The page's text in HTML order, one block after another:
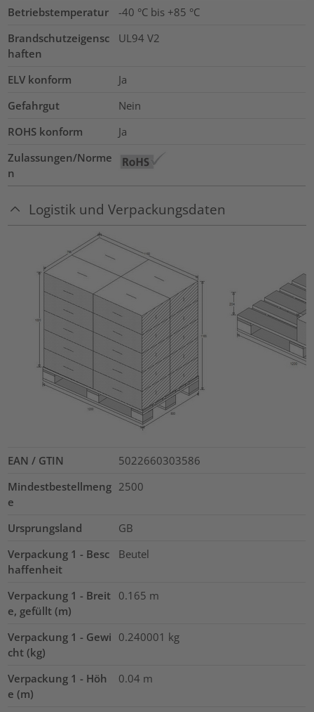
Betriebstemperatur
-40 °C bis +85 °C
Brandschutzeigensc
haften
UL94 V2
ELV konform
Ja
Gefahrgut
Nein
ROHS konform
Ja
Zulassungen/Norme
n
Logistik und Verpackungsdaten
EAN / GTIN
5022660303586
Mindestbestellmeng
e
2500
Ursprungsland
GB
Verpackung 1 - Besc
haffenheit
Beutel
Verpackung 1 - Breit
e, gefüllt (m)
0.165 m
Verpackung 1 - Gewi
cht (kg)
0.240001 kg
Verpackung 1 - Höh
e (m)
0.04 m